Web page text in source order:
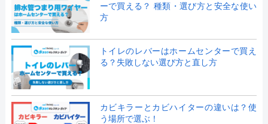
ーで買える？ 種類・選び方と安全な使い
方
トイレのレバーはホームセンターで買え
る？失敗しない選び方と直し方
カビキラーとカビハイターの違いは？使
う場所で選ぶ！